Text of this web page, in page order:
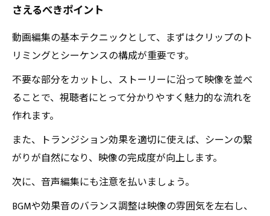
さえるべきポイント
動画編集の基本テクニックとして、まずはクリップのト
リミングとシーケンスの構成が重要です。
不要な部分をカットし、ストーリーに沿って映像を並べ
ることで、視聴者にとって分かりやすく魅力的な流れを
作れます。
また、トランジション効果を適切に使えば、シーンの繋
がりが自然になり、映像の完成度が向上します。
次に、音声編集にも注意を払いましょう。
BGMや効果音のバランス調整は映像の雰囲気を左右し、